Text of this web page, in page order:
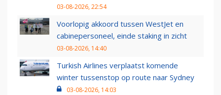
03-08-2026, 22:54
Voorlopig akkoord tussen WestJet en
cabinepersoneel, einde staking in zicht
03-08-2026, 14:40
Turkish Airlines verplaatst komende
winter tussenstop op route naar Sydney
03-08-2026, 14:03